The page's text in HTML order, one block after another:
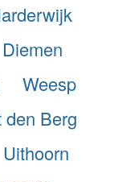
Diemen
Weesp
den Berg
Uithoorn